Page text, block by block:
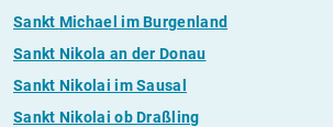
Sankt Michael im Burgenland
Sankt Nikola an der Donau
Sankt Nikolai im Sausal
Sankt Nikolai ob Draßling